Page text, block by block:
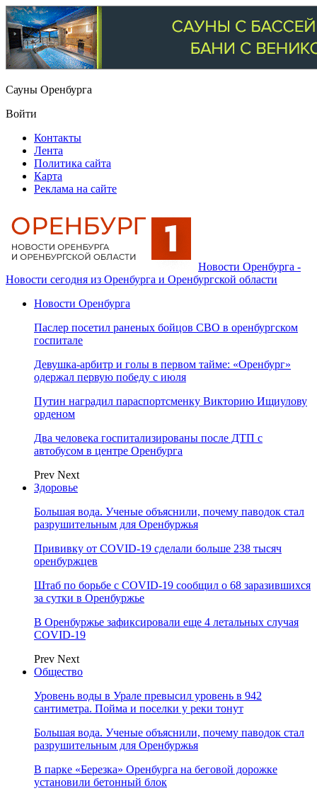
Сауны Оренбурга
Войти
Контакты
Лента
Политика сайта
Карта
Реклама на сайте
Новости Оренбурга -
Новости сегодня из Оренбурга и Оренбургской области
Новости Оренбурга
Паслер посетил раненых бойцов СВО в оренбургском
госпитале
Девушка-арбитр и голы в первом тайме: «Оренбург»
одержал первую победу с июля
Путин наградил параспортсменку Викторию Ищиулову
орденом
Два человека госпитализированы после ДТП с
автобусом в центре Оренбурга
Prev Next
Здоровье
Большая вода. Ученые объяснили, почему паводок стал
разрушительным для Оренбуржья
Прививку от COVID-19 сделали больше 238 тысяч
оренбуржцев
Штаб по борьбе с СOVID-19 сообщил о 68 заразившихся
за сутки в Оренбуржье
В Оренбуржье зафиксировали еще 4 летальных случая
COVID-19
Prev Next
Общество
Уровень воды в Урале превысил уровень в 942
сантиметра. Пойма и поселки у реки тонут
Большая вода. Ученые объяснили, почему паводок стал
разрушительным для Оренбуржья
В парке «Березка» Оренбурга на беговой дорожке
установили бетонный блок